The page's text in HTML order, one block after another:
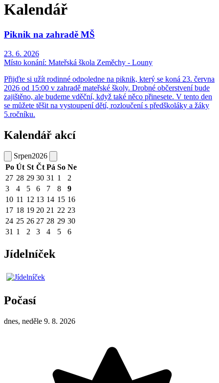
Kalendář
Piknik na zahradě MŠ
23. 6. 2026
Místo konání: Mateřská škola Zeměchy - Louny
Přijďte si užít rodinné odpoledne na piknik, který se koná 23. června
2026 od 15:00 v zahradě mateřské školy. Drobné občerstvení bude
zajištěno, ale budeme vděční, když také něco přinesete. V tento den
se můžete těšit na vystoupení dětí, rozloučení s předškoláky a žáky
5.ročníku.
Kalendář akcí
Srpen2026
Po Út St Čt Pá So Ne
27 28 29 30 31 1
2
3
4 5 6 7 8
9
10 11 12 13 14 15 16
17 18 19 20 21 22 23
24 25 26 27 28 29 30
31 1 2 3 4 5 6
Jídelníček
Počasí
dnes, neděle 9. 8. 2026